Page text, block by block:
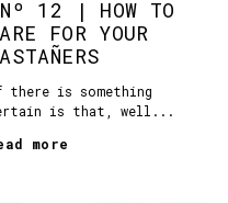
12 | HOW TO
FOR YOUR
there is something
is that, well...
more